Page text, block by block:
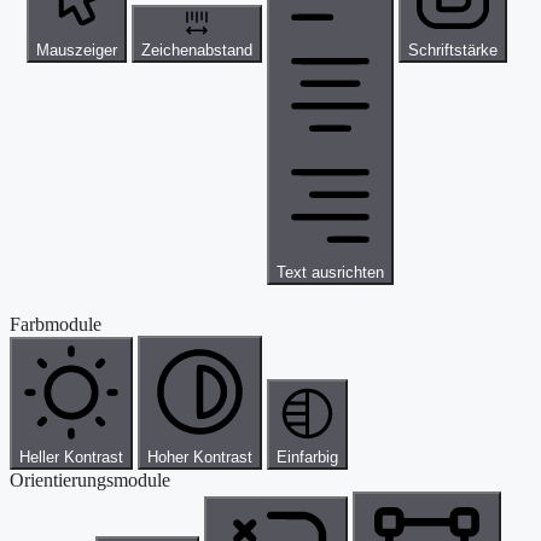
Mauszeiger Zeichenabstand
Text ausrichten
Schriftstärke
Farbmodule
Heller Kontrast Hoher Kontrast Einfarbig
Orientierungsmodule